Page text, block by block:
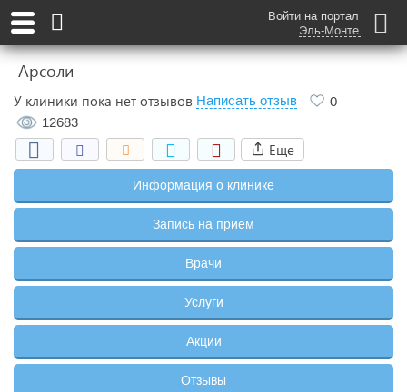
Войти на портал
Эль-Монте
Арсоли
У клиники пока нет отзывов Написать отзыв
0
12683
Еще
Информация о клинике
Запись на прием
Врачи
Услуги
Акции
Отзывы